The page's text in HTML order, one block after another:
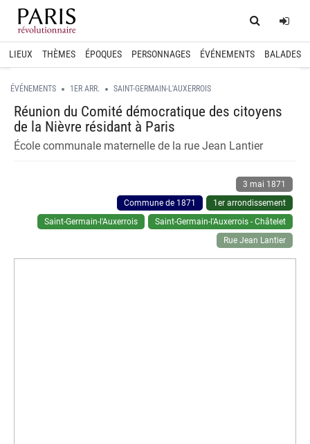
Home
LIEUX THÈMES ÉPOQUES PERSONNAGES ÉVÉNEMENTS BALADES
ÉVÉNEMENTS 1ER ARR. SAINT-GERMAIN-L'AUXERROIS
Réunion du Comité démocratique des citoyens
de la Nièvre résidant à Paris
École communale maternelle de la rue Jean Lantier
3 mai 1871
Commune de 1871
1er arrondissement
Saint-Germain-l'Auxerrois
Saint-Germain-l'Auxerrois - Châtelet
Rue Jean Lantier